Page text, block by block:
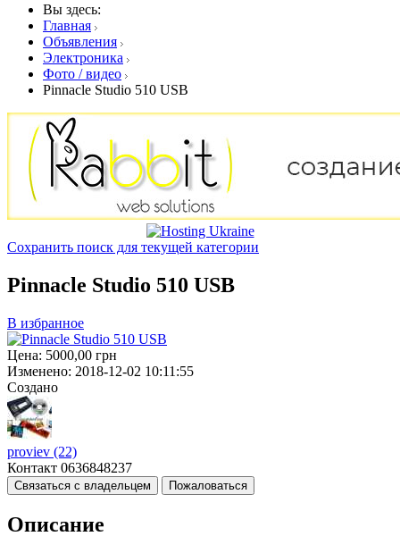
Вы здесь:
Главная
Объявления
Электроника
Фото / видео
Pinnacle Studio 510 USB
Сохранить поиск для текущей категории
Pinnacle Studio 510 USB
В избранное
Цена: 5000,00 грн
Изменено: 2018-12-02 10:11:55
Создано
proviev (22)
Контакт 0636848237
Связаться с владельцем Пожаловаться
Описание